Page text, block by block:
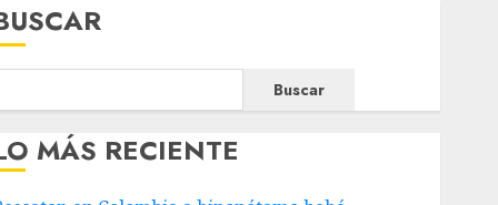
Buscar
MÁS RECIENTE